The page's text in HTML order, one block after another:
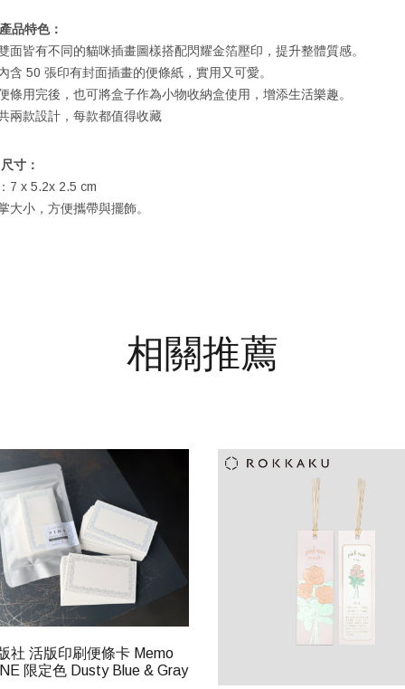
品特色：
面皆有不同的貓咪插畫圖樣搭配閃耀金箔壓印，提升整體質感。
含 50 張印有封面插畫的便條紙，實用又可愛。
條用完後，也可將盒子作為小物收納盒使用，增添生活樂趣。
共兩款設計，每款都值得收藏
寸：
7 x 5.2x 2.5 cm
大小，方便攜帶與擺飾。
相關推薦
社 活版印刷便條卡 Memo
限定色 Dusty Blue & Gray